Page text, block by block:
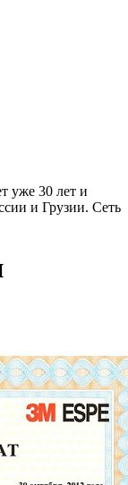
уже 30 лет и
и Грузии. Сеть